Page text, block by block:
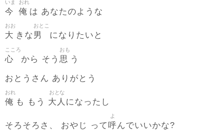
今
いま
俺
おれ
は あなたのような
大
おお
きな男
おとこ
になりたいと
心
こころ
から そう 思
おも
う
おとうさん ありがとう
俺
おれ
も もう 大人
おとな
になったし
そろそろさ、 おやじ って呼
よ
んでいいかな?